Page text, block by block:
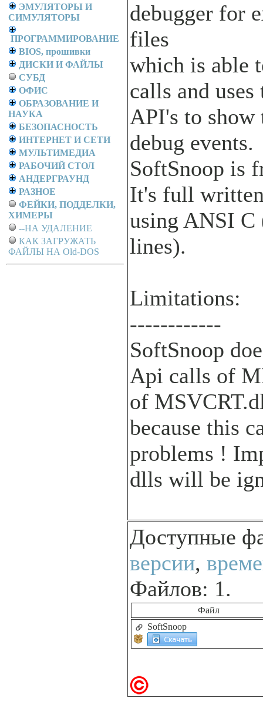
ЭМУЛЯТОРЫ И
СИМУЛЯТОРЫ
ПРОГРАММИРОВАНИЕ
BIOS, прошивки
ДИСКИ И ФАЙЛЫ
СУБД
ОФИС
ОБРАЗОВАНИЕ И
НАУКА
БЕЗОПАСНОСТЬ
ИНТЕРНЕТ И СЕТИ
МУЛЬТИМЕДИА
РАБОЧИЙ СТОЛ
АНДЕРГРАУНД
РАЗНОЕ
ФЕЙКИ, ПОДДЕЛКИ,
ХИМЕРЫ
--НА УДАЛЕНИЕ
КАК ЗАГРУЖАТЬ
ФАЙЛЫ НА Old-DOS
debugger for
files
which is able
calls and uses
API's to show
debug events.
SoftSnoop is
It's full
using ANSI C
lines).
Limitations:
------------
SoftSnoop
Api calls of
of
because this
problems !
dlls will be
Доступные
версии,
Файлов: 1.
Файл
SoftSnoop